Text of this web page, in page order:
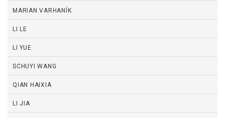
MARIAN VARHANÍK
LI LE
LI YUE
SCHUYI WANG
QIAN HAIXIA
LI JIA